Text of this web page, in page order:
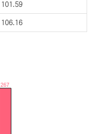
101.59
106.16
267